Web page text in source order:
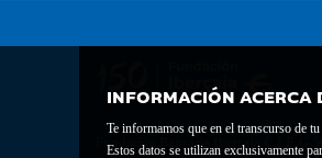
INFORMACIÓN ACERCA
Te informamos que en el transcurso de
Estos datos se utilizan exclusivamente
Fundación Bancaria Ibercaja C.I.F. G-